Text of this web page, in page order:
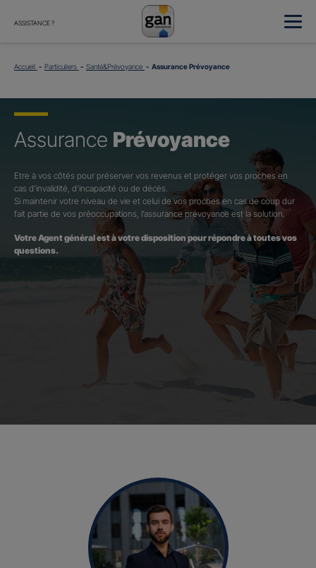
ASSISTANCE ?
Accueil Particuliers Santé&Prévoyance Assurance Prévoyance
Assurance Prévoyance
Etre à vos côtés pour préserver vos revenus et protéger vos proches en
cas d’invalidité, d’incapacité ou de décès.
Si maintenir votre niveau de vie et celui de vos proches en cas de coup dur
fait partie de vos préoccupations, l’assurance prévoyance est la solution.
Votre Agent général est à votre disposition pour répondre à toutes vos
questions.